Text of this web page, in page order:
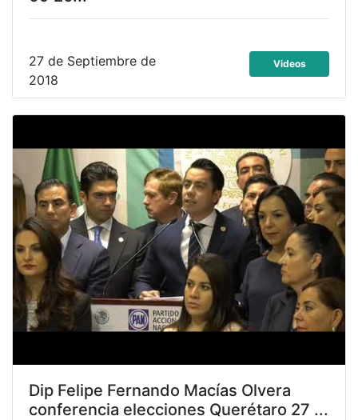
27 de Septiembre de
2018
Videos
Dip Felipe Fernando Macías Olvera
conferencia elecciones Querétaro 27 ...